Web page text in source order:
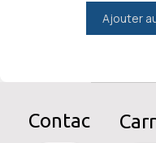
Ajouter
Contact